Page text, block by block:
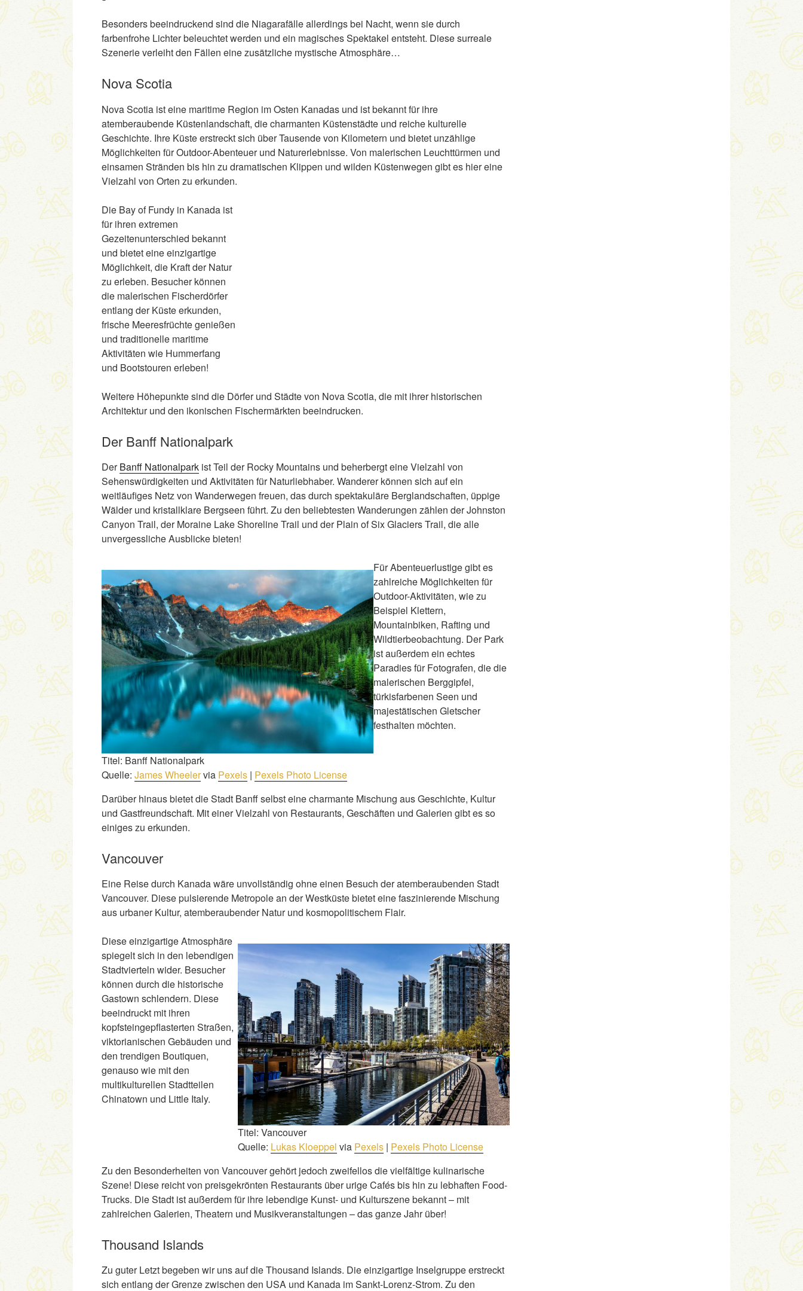
Besonders beeindruckend sind die Niagarafälle allerdings bei Nacht, wenn sie durch
farbenfrohe Lichter beleuchtet werden und ein magisches Spektakel entsteht. Diese surreale
Szenerie verleiht den Fällen eine zusätzliche mystische Atmosphäre…
Nova Scotia
Nova Scotia ist eine maritime Region im Osten Kanadas und ist bekannt für ihre
atemberaubende Küstenlandschaft, die charmanten Küstenstädte und reiche kulturelle
Geschichte. Ihre Küste erstreckt sich über Tausende von Kilometern und bietet unzählige
Möglichkeiten für Outdoor-Abenteuer und Naturerlebnisse. Von malerischen Leuchttürmen und
einsamen Stränden bis hin zu dramatischen Klippen und wilden Küstenwegen gibt es hier eine
Vielzahl von Orten zu erkunden.
Die Bay of Fundy in Kanada ist
für ihren extremen
Gezeitenunterschied bekannt
und bietet eine einzigartige
Möglichkeit, die Kraft der Natur
zu erleben. Besucher können
die malerischen Fischerdörfer
entlang der Küste erkunden,
frische Meeresfrüchte genießen
und traditionelle maritime
Aktivitäten wie Hummerfang
und Bootstouren erleben!
Weitere Höhepunkte sind die Dörfer und Städte von Nova Scotia, die mit ihrer historischen
Architektur und den ikonischen Fischermärkten beeindrucken.
Der Banff Nationalpark
DerBanff Nationalpark ist Teil der Rocky Mountains und beherbergt eine Vielzahl von
Sehenswürdigkeiten und Aktivitäten für Naturliebhaber. Wanderer können sich auf ein
weitläufiges Netz von Wanderwegen freuen, das durch spektakuläre Berglandschaften, üppige
Wälder und kristallklare Bergseen führt. Zu den beliebtesten Wanderungen zählen der Johnston
Canyon Trail, der Moraine Lake Shoreline Trail und der Plain of Six Glaciers Trail, die alle
unvergessliche Ausblicke bieten!
Titel: Banff Nationalpark
Quelle: James Wheelervia Pexels | Pexels Photo License
Für Abenteuerlustige gibt es
zahlreiche Möglichkeiten für
Outdoor-Aktivitäten, wie zu
Beispiel Klettern,
Mountainbiken, Rafting und
Wildtierbeobachtung. Der Park
ist außerdem ein echtes
Paradies für Fotografen, die die
malerischen Berggipfel,
türkisfarbenen Seen und
majestätischen Gletscher
festhalten möchten.
Darüber hinaus bietet die Stadt Banff selbst eine charmante Mischung aus Geschichte, Kultur
und Gastfreundschaft. Mit einer Vielzahl von Restaurants, Geschäften und Galerien gibt es so
einiges zu erkunden.
Vancouver
Eine Reise durch Kanada wäre unvollständig ohne einen Besuch der atemberaubenden Stadt
Vancouver. Diese pulsierende Metropole an der Westküste bietet eine faszinierende Mischung
aus urbaner Kultur, atemberaubender Natur und kosmopolitischem Flair.
Diese einzigartige Atmosphäre
spiegelt sich in den lebendigen
Stadtvierteln wider. Besucher
können durch die historische
Gastown schlendern. Diese
beeindruckt mit ihren
kopfsteingepflasterten Straßen,
viktorianischen Gebäuden und
den trendigen Boutiquen,
genauso wie mit den
multikulturellen Stadtteilen
Chinatown und Little Italy.
Titel: Vancouver
Quelle: Lukas Kloeppel via Pexels| Pexels Photo License
Zu den Besonderheiten von Vancouver gehört jedoch zweifellos die vielfältige kulinarische
Szene! Diese reicht von preisgekrönten Restaurants über urige Cafés bis hin zu lebhaften Food-
Trucks. Die Stadt ist außerdem für ihre lebendige Kunst- und Kulturszene bekannt – mit
zahlreichen Galerien, Theatern und Musikveranstaltungen – das ganze Jahr über!
Thousand Islands
Zu guter Letzt begeben wir uns auf die Thousand Islands. Die einzigartige Inselgruppe erstreckt
sich entlang der Grenze zwischen den USA und Kanada im Sankt-Lorenz-Strom. Zu den